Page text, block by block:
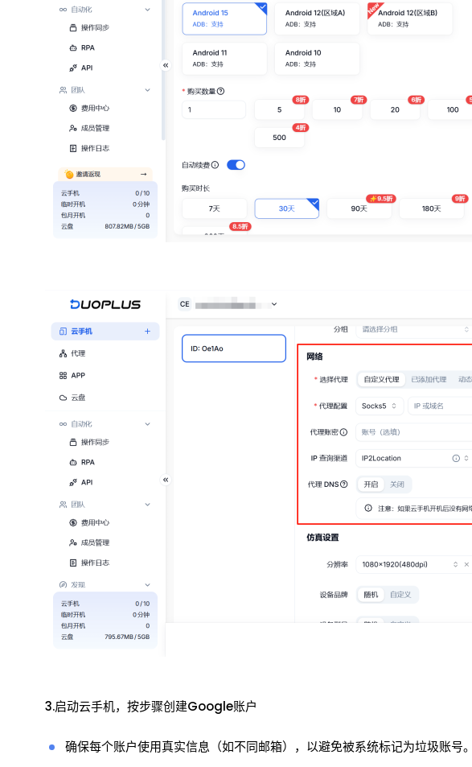
3.启动云手机，按步骤创建Google账户
确保每个账户使用真实信息（如不同邮箱），以避免被系统标记为垃圾账号。